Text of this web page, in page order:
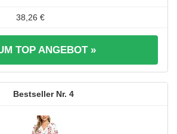
38,26 €
TOP ANGEBOT »
4